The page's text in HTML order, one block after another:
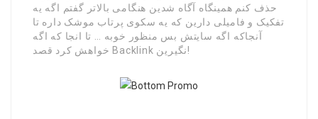
حذف کنم همینگاه آگاه شدین هنگامی بالاتر گفتم اگه یه
تفکیک و فامیلی دارین که یه سکوی پرتاب موشک داره تا
آنجاکه اگه سایتش بس منظور خوبه … تا انجا که اگه
خواهش کرد قصد Backlink نگیرین!